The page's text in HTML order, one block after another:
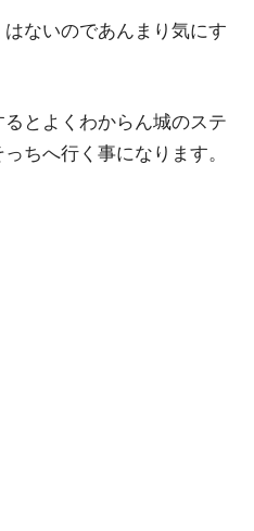
ないのであんまり気にす
とよくわからん城のステ
ちへ行く事になります。